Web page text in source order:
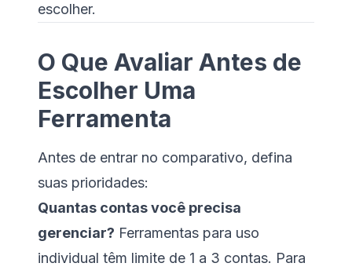
escolher.
O Que Avaliar Antes de
Escolher Uma
Ferramenta
Antes de entrar no comparativo, defina
suas prioridades:
Quantas contas você precisa
gerenciar? Ferramentas para uso
individual têm limite de 1 a 3 contas. Para